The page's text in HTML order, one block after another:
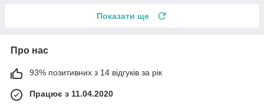
Показати ще
Про нас
93% позитивних з 14 відгуків за рік
Працює з 11.04.2020